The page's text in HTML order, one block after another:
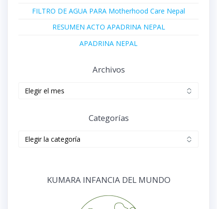
FILTRO DE AGUA PARA Motherhood Care Nepal
RESUMEN ACTO APADRINA NEPAL
APADRINA NEPAL
Archivos
Categorías
KUMARA INFANCIA DEL MUNDO